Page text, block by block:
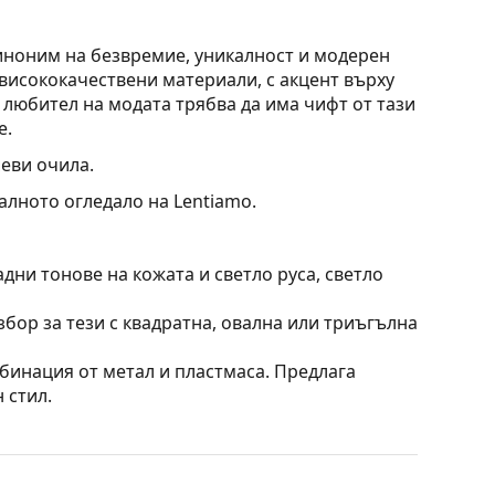
на безвремие, уникалност и модерен
материали, с акцент върху
на модата трябва да има чифт от тази
очила.
огледало на Lentiamo.
тонове на кожата и светло руса, светло
за тези с квадратна, овална или триъгълна
от метал и пластмаса. Предлага
стил.